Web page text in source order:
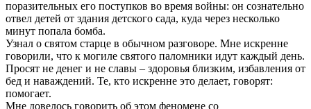
поразительных его поступков во время войны: он сознательно
отвел детей от здания детского сада, куда через несколько
минут попала бомба.
Узнал о святом старце в обычном разговоре. Мне искренне
говорили, что к могиле святого паломники идут каждый день.
Просят не денег и не славы – здоровья близким, избавления от
бед и наваждений. Те, кто искренне это делает, говорят:
помогает.
Мне довелось говорить об этом феномене со